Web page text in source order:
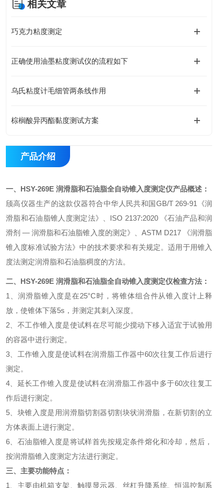
相关文章
巧克力粘度测定
正确使用油墨粘度测试仪的流程如下
乌氏粘度计毛细管两条线作用
棕榈酸异丙酯黏度测试方案
产品介绍
一、 HSY-269E 润滑脂和石油脂全自动锥入度测定仪产品概述：
颀高仪器生产的这款仪器符合中华人民共和国GB/T 269-91《润
滑脂和石油脂锥人度测定法》、ISO 2137:2020 《石油产品和润
滑剂 — 润滑脂和石油脂锥入度的测定》、ASTM D217 《润滑脂
锥入度标准试验方法》中 的技术要求和有关规定。适用于用锥入
度法测定润滑脂和石油脂稠度的方法。
二、 HSY-269E 润滑脂和石油脂全自动锥入度测定仪检查方法：
1、润滑脂锥入度是在25°C时，将锥体组合件从锥入度计上释
放，使锥体下落5s，并测定其刺入深度。
2、不工作锥入度是使试料在尽可能少搅动下移入适宜于试验用
的容器中进行测定。
3、工作锥入度是使试料在润滑脂工作器中60次往复工作后进行
测定。
4、延长工作锥入度是使试料在润滑脂工作器中多于60次往复工
作后进行测定。
5、块锥入度是用润滑脂切割器切割块状润滑脂，在新切割的立
方体表面上进行测定。
6、石油脂锥入度是将试样首先按规定条件熔化和冷却，然后，
按润滑脂锥入度测定方法进行测定。
三、 主要功能特点 ：
1、 主要由机箱支架、触摸显示器、丝杠升降系统、恒温控制系